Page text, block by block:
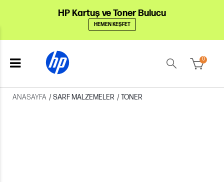
HP Kartuş ve Toner Bulucu
HEMEN KEŞFET
0
ANASAYFA /SARF MALZEMELER /TONER